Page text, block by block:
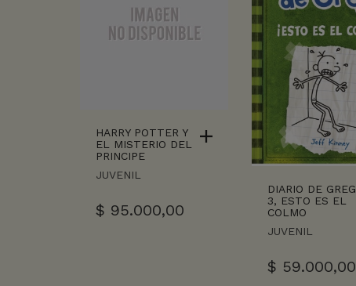
HARRY POTTER Y
EL MISTERIO DEL
PRINCIPE
JUVENIL
$ 95.000,00
DIARIO DE GREG
3, ESTO ES EL
COLMO
JUVENIL
$ 59.000,00